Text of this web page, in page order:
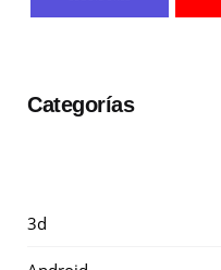
Categorías
3d